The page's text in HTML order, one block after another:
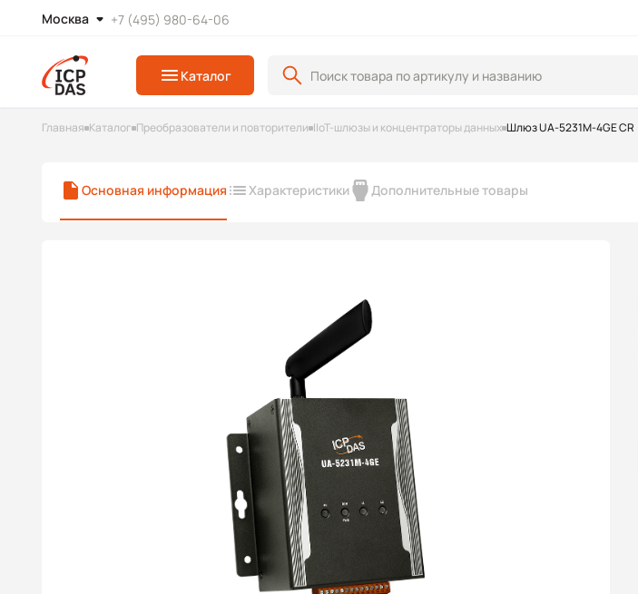
Москва +7 (495) 980-64-06
Каталог
Главная Каталог Преобразователи и повторители IIoT-шлюзы и концентраторы данных Шлюз UA-5231M-4GE CR
Основная информация Характеристики Дополнительные товары